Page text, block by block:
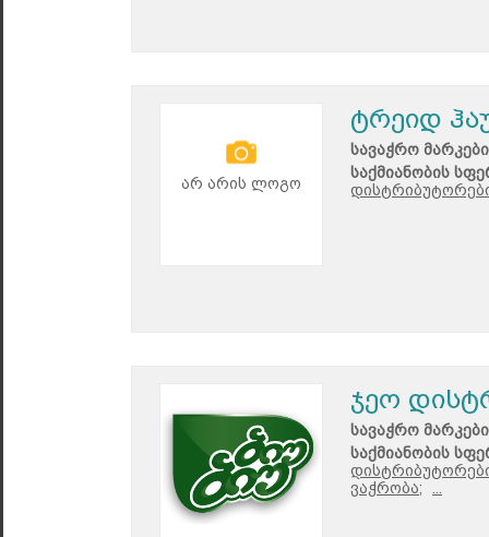
არ არის ლოგო
ტრეიდ
სავაჭრო
საქმიანობის
ჯეო
სავაჭრო
საქმიანობის
ვაჭრობა;